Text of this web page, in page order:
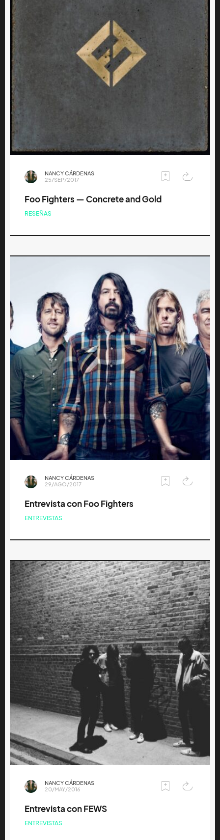
NANCY CÁRDENAS
25/SEP/2017
Foo Fighters — Concrete and Gold
RESEÑAS
NANCY CÁRDENAS
29/AGO/2017
Entrevista con Foo Fighters
ENTREVISTAS
NANCY CÁRDENAS
20/MAY/2016
Entrevista con FEWS
ENTREVISTAS